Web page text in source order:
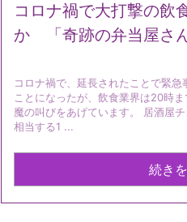
コロナ禍で大打撃の飲
か 「奇跡の弁当屋さ
コロナ禍で、延長されたことで緊
ことになったが、飲食業界は20時
魔の叫びをあげています。 居酒屋
相当する1 ...
続き